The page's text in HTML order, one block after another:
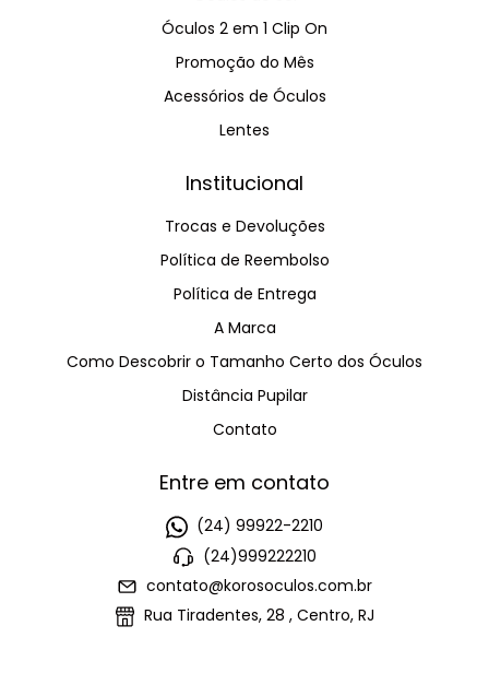
Óculos 2 em 1 Clip On
Promoção do Mês
Acessórios de Óculos
Lentes
Institucional
Trocas e Devoluções
Política de Reembolso
Política de Entrega
A Marca
Como Descobrir o Tamanho Certo dos Óculos
Distância Pupilar
Contato
Entre em contato
(24) 99922-2210
(24)999222210
contato@korosoculos.com.br
Rua Tiradentes, 28 , Centro, RJ